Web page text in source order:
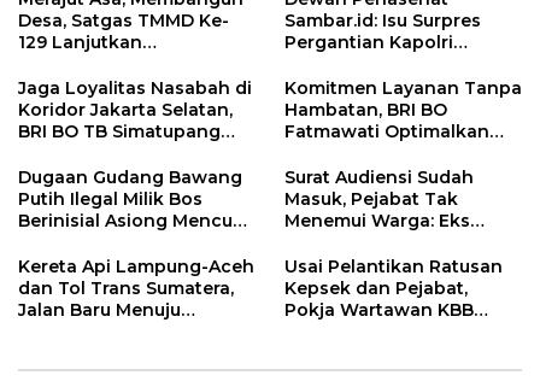
Desa, Satgas TMMD Ke-
129 Lanjutkan
Sambar.id: Isu Surpres
Pergantian Kapolri
Kewenangan Mutlak di
Tangan Presiden
Jaga Loyalitas Nasabah di
Koridor Jakarta Selatan,
BRI BO TB Simatupang
Komitmen Layanan Tanpa
Hambatan, BRI BO
Fatmawati Optimalkan
Setiap Lini
Dugaan Gudang Bawang
Putih Ilegal Milik Bos
Berinisial Asiong Mencuat,
Didesak Bertindak
Surat Audiensi Sudah
Masuk, Pejabat Tak
Menemui Warga: Eks
Pelayanan Dinas
Transmigrasi Luwu Timur
Kereta Api Lampung-Aceh
dan Tol Trans Sumatera,
Jalan Baru Menuju
Usai Pelantikan Ratusan
Kepsek dan Pejabat,
Pokja Wartawan KBB